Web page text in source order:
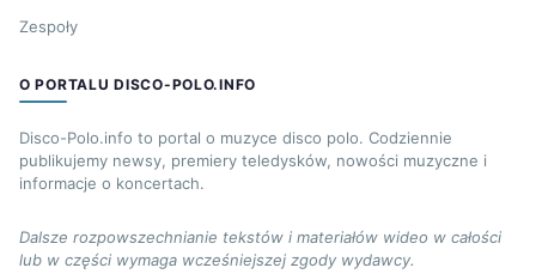
Zespoły
O PORTALU DISCO-POLO.INFO
Disco-Polo.info to portal o muzyce disco polo. Codziennie
publikujemy newsy, premiery teledysków, nowości muzyczne i
informacje o koncertach.
Dalsze rozpowszechnianie tekstów i materiałów wideo w całości
lub w części wymaga wcześniejszej zgody wydawcy.